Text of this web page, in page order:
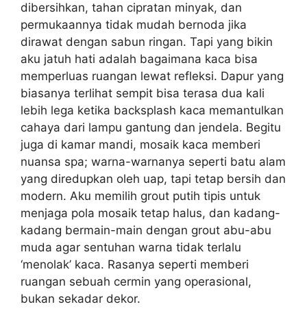
dibersihkan, tahan cipratan minyak, dan
permukaannya tidak mudah bernoda jika
dirawat dengan sabun ringan. Tapi yang bikin
aku jatuh hati adalah bagaimana kaca bisa
memperluas ruangan lewat refleksi. Dapur yang
biasanya terlihat sempit bisa terasa dua kali
lebih lega ketika backsplash kaca memantulkan
cahaya dari lampu gantung dan jendela. Begitu
juga di kamar mandi, mosaik kaca memberi
nuansa spa; warna-warnanya seperti batu alam
yang diredupkan oleh uap, tapi tetap bersih dan
modern. Aku memilih grout putih tipis untuk
menjaga pola mosaik tetap halus, dan kadang-
kadang bermain-main dengan grout abu-abu
muda agar sentuhan warna tidak terlalu
‘menolak’ kaca. Rasanya seperti memberi
ruangan sebuah cermin yang operasional,
bukan sekadar dekor.